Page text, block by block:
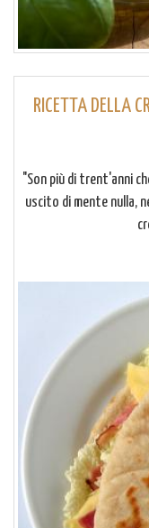
RICETTA DELLA
"Son più di trent'anni
uscito di mente nulla,